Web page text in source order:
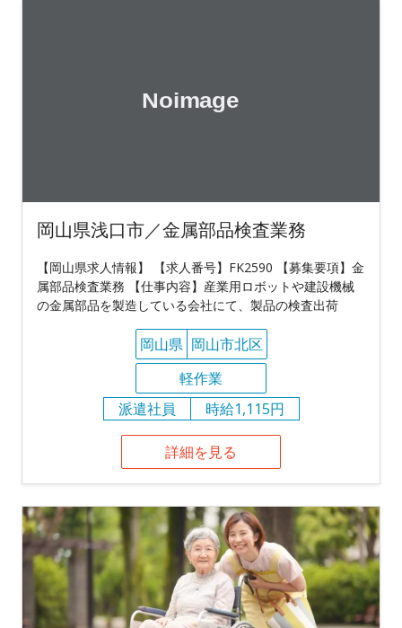
岡山県浅口市／金属部品検査業務
【岡山県求人情報】 【求人番号】FK2590 【募集要項】金
属部品検査業務 【仕事内容】産業用ロボットや建設機械
の金属部品を製造している会社にて、製品の検査出荷
岡山県 岡山市北区
軽作業
派遣社員
時給1,115円
詳細を見る